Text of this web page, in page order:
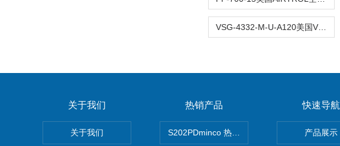
关于我们
关于我们
热销产品
S202PDminco 热电阻
快速导航
产品展示